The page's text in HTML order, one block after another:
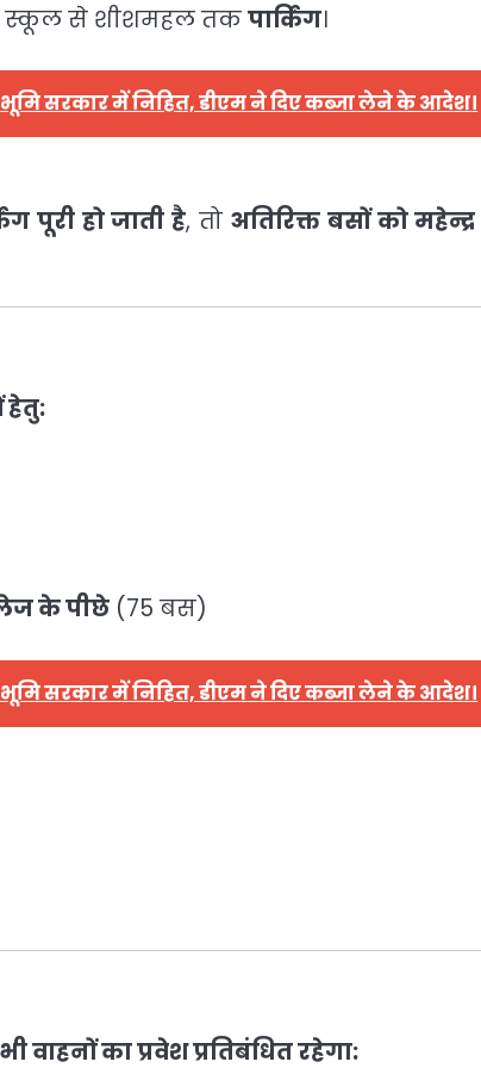
स्कूल से शीशमहल तकपार्किंग।
सरकार में निहित, डीएम ने दिए कब्जा लेने के आदेश।
पूरी हो जाती है, तो अतिरिक्त बसों को
हेतु:
के पीछे(75 बस)
सरकार में निहित, डीएम ने दिए कब्जा लेने के आदेश।
का प्रवेश प्रतिबंधित रहेगा: